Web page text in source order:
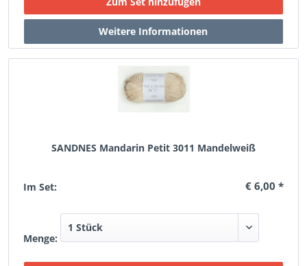
SANDNES Mandarin Petit 3011 Mandelweiß
Im Set: € 6,00 *
Menge: